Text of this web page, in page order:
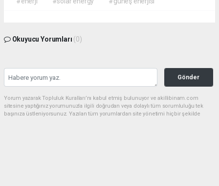
Okuyucu Yorumları (0)
Gönder
Yorum yazarak Topluluk Kuralları’nı kabul etmiş bulunuyor ve akillibinam.com
sitesine yaptığınız yorumunuzla ilgili doğrudan veya dolaylı tüm sorumluluğu tek
başınıza üstleniyorsunuz. Yazılan tüm yorumlardan site yönetimi hiçbir şekilde